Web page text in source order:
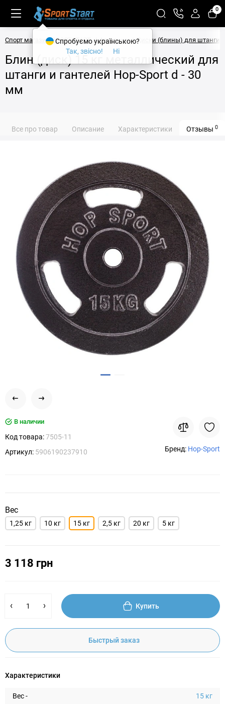
0
Спорт магазин SPORTSTART Атлетика Диски (блины) для штанги
Блин (диск) 15 кг металлический для
штанги и гантелей Hop-Sport d - 30
мм
Все про товар Описание Характеристики Отзывы 0
В наличии
Код товара:7505-11
Артикул: 5906190237910 Бренд: Hop-Sport
Вес
1,25 кг 10 кг 15 кг 2,5 кг 20 кг 5 кг
3 118 грн
Купить
Быстрый заказ
Характеристики
Вес -
15 кг
Спробуємо українською?
Так, звісно!
Ні